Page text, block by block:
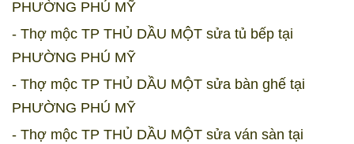
PHƯỜNG PHÚ MỸ
- Thợ mộc TP THỦ DẦU MỘT sửa tủ bếp tại
PHƯỜNG PHÚ MỸ
- Thợ mộc TP THỦ DẦU MỘT sửa bàn ghế tại
PHƯỜNG PHÚ MỸ
- Thợ mộc TP THỦ DẦU MỘT sửa ván sàn tại